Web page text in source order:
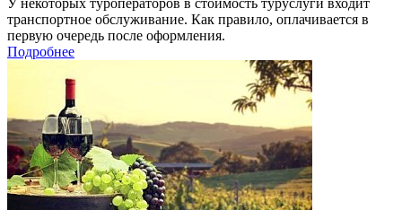
транспортное обслуживание. Как правило, оплачивается в
первую очередь после оформления.
Подробнее